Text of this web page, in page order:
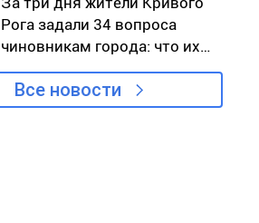
Рога задали 34 вопроса
чиновникам города: что их
беспокоило
Все новости